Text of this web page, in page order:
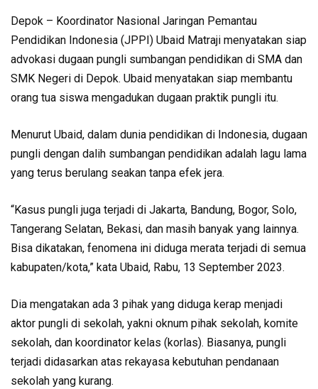
Depok – Koordinator Nasional Jaringan Pemantau
Pendidikan Indonesia (JPPI) Ubaid Matraji menyatakan siap
advokasi dugaan pungli sumbangan pendidikan di SMA dan
SMK Negeri di Depok. Ubaid menyatakan siap membantu
orang tua siswa mengadukan dugaan praktik pungli itu.
Menurut Ubaid, dalam dunia pendidikan di Indonesia, dugaan
pungli dengan dalih sumbangan pendidikan adalah lagu lama
yang terus berulang seakan tanpa efek jera.
“Kasus pungli juga terjadi di Jakarta, Bandung, Bogor, Solo,
Tangerang Selatan, Bekasi, dan masih banyak yang lainnya.
Bisa dikatakan, fenomena ini diduga merata terjadi di semua
kabupaten/kota,” kata Ubaid, Rabu, 13 September 2023.
Dia mengatakan ada 3 pihak yang diduga kerap menjadi
aktor pungli di sekolah, yakni oknum pihak sekolah, komite
sekolah, dan koordinator kelas (korlas). Biasanya, pungli
terjadi didasarkan atas rekayasa kebutuhan pendanaan
sekolah yang kurang.